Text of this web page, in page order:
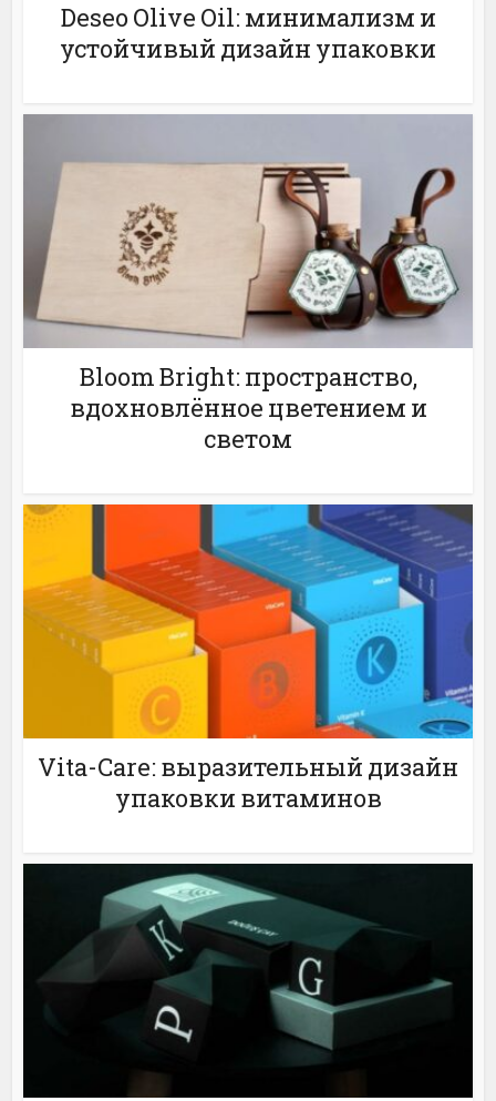
Deseo Olive Oil: минимализм и
устойчивый дизайн упаковки
Bloom Bright: пространство,
вдохновлённое цветением и
светом
Vita-Care: выразительный дизайн
упаковки витаминов